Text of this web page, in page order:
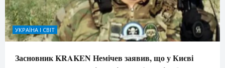
УКРАЇНА І СВІТ
Засновник KRAKEN Немічев заявив, що у Києві